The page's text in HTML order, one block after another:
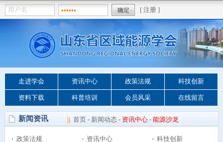
走进学会 资讯中心 政策法规 科技创新
资料下载 科普培训 会员风采 在线留言
新闻资讯 || 首页- 新闻动态- 资讯中心- 能源沙龙
· 政策法规 · 资讯中心 · 科技创新